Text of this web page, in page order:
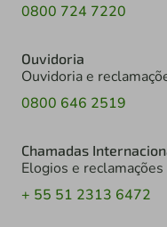
0800 724 7220
Ouvidoria
Ouvidoria e
0800 646 2519
Chamadas
Elogios e reclamações
+ 55 51 2313 6472